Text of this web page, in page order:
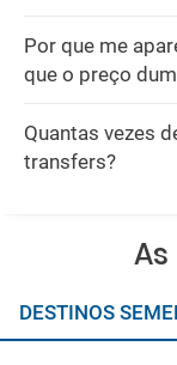
Por que me
que o preço
Quantas vezes
transfers?
DESTINOS